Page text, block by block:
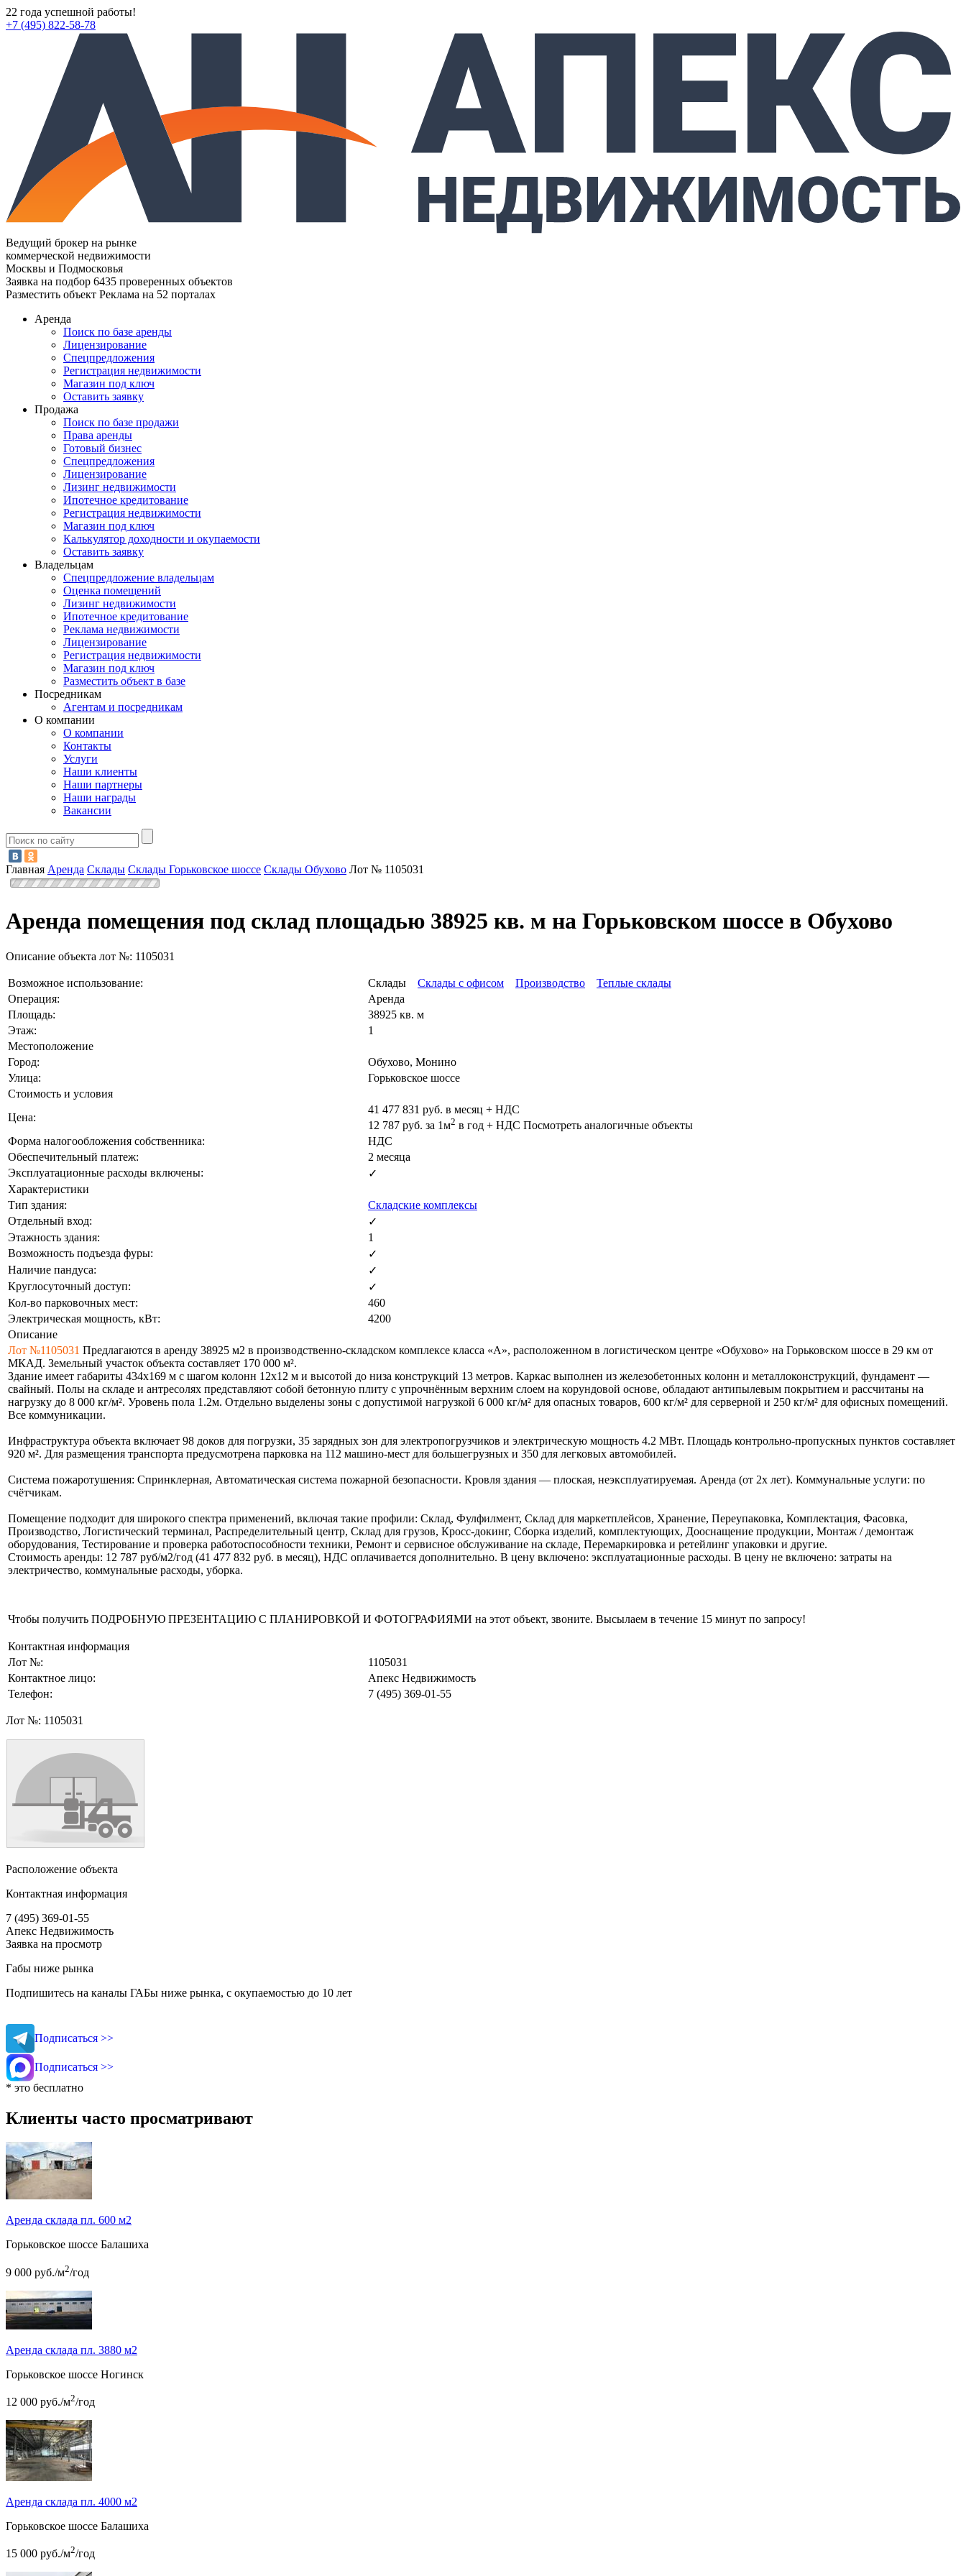
22 года успешной работы!
+7 (495) 822-58-78
Ведущий брокер на рынке
коммерческой недвижимости
Москвы и Подмосковья
Заявка на подбор 6435 проверенных объектов
Разместить объект Реклама на 52 порталах
Аренда
Поиск по базе аренды
Лицензирование
Спецпредложения
Регистрация недвижимости
Магазин под ключ
Оставить заявку
Продажа
Поиск по базе продажи
Права аренды
Готовый бизнес
Спецпредложения
Лицензирование
Лизинг недвижимости
Ипотечное кредитование
Регистрация недвижимости
Магазин под ключ
Калькулятор доходности и окупаемости
Оставить заявку
Владельцам
Спецпредложение владельцам
Оценка помещений
Лизинг недвижимости
Ипотечное кредитование
Реклама недвижимости
Лицензирование
Регистрация недвижимости
Магазин под ключ
Разместить объект в базе
Посредникам
Агентам и посредникам
О компании
О компании
Контакты
Услуги
Наши клиенты
Наши партнеры
Наши награды
Вакансии
Главная Аренда Склады Склады Горьковское шоссе Склады Обухово Лот № 1105031
Аренда помещения под склад площадью 38925 кв. м на Горьковском шоссе в Обухово
Описание объекта лот №: 1105031
Возможное использование: Склады Склады с офисом Производство
Теплые склады
Операция:
Аренда
Площадь:
38925 кв. м
Этаж:
1
Местоположение
Город:
Обухово, Монино
Улица:
Горьковское шоссе
Стоимость и условия
Цена:
41 477 831 руб. в месяц + НДС
12 787 руб. за 1м2 в год + НДС Посмотреть аналогичные объекты
Форма налогообложения собственника:
НДС
Обеспечительный платеж:
2 месяца
Эксплуатационные расходы включены:
✓
Характеристики
Тип здания:
Складские комплексы
Отдельный вход:
✓
Этажность здания:
1
Возможность подъезда фуры:
✓
Наличие пандуса:
✓
Круглосуточный доступ:
✓
Кол-во парковочных мест:
460
Электрическая мощность, кВт:
4200
Описание
Лот №1105031 Предлагаются в аренду 38925 м2 в производственно-складском комплексе класса «А», расположенном в логистическом центре «Обухово» на Горьковском шоссе в 29 км от
МКАД. Земельный участок объекта составляет 170 000 м².
Здание имеет габариты 434х169 м с шагом колонн 12х12 м и высотой до низа конструкций 13 метров. Каркас выполнен из железобетонных колонн и металлоконструкций, фундамент —
свайный. Полы на складе и антресолях представляют собой бетонную плиту с упрочнённым верхним слоем на корундовой основе, обладают антипылевым покрытием и рассчитаны на
нагрузку до 8 000 кг/м². Уровень пола 1.2м. Отдельно выделены зоны с допустимой нагрузкой 6 000 кг/м² для опасных товаров, 600 кг/м² для серверной и 250 кг/м² для офисных помещений.
Все коммуникации.
Инфраструктура объекта включает 98 доков для погрузки, 35 зарядных зон для электропогрузчиков и электрическую мощность 4.2 МВт. Площадь контрольно-пропускных пунктов составляет
920 м². Для размещения транспорта предусмотрена парковка на 112 машино-мест для большегрузных и 350 для легковых автомобилей.
Система пожаротушения: Спринклерная, Автоматическая система пожарной безопасности. Кровля здания — плоская, неэксплуатируемая. Аренда (от 2х лет). Коммунальные услуги: по
счётчикам.
Помещение подходит для широкого спектра применений, включая такие профили: Склад, Фулфилмент, Склад для маркетплейсов, Хранение, Переупаковка, Комплектация, Фасовка,
Производство, Логистический терминал, Распределительный центр, Склад для грузов, Кросс-докинг, Сборка изделий, комплектующих, Дооснащение продукции, Монтаж / демонтаж
оборудования, Тестирование и проверка работоспособности техники, Ремонт и сервисное обслуживание на складе, Перемаркировка и ретейлинг упаковки и другие.
Стоимость аренды: 12 787 руб/м2/год (41 477 832 руб. в месяц), НДС оплачивается дополнительно. В цену включено: эксплуатационные расходы. В цену не включено: затраты на
электричество, коммунальные расходы, уборка.
Чтобы получить ПОДРОБНУЮ ПРЕЗЕНТАЦИЮ С ПЛАНИРОВКОЙ И ФОТОГРАФИЯМИ на этот объект, звоните. Высылаем в течение 15 минут по запросу!
Контактная информация
Лот №:
1105031
Контактное лицо:
Апекс Недвижимость
Телефон:
7 (495) 369-01-55
Лот №: 1105031
Расположение объекта
Контактная информация
7 (495) 369-01-55
Апекс Недвижимость
Заявка на просмотр
Габы ниже рынка
Подпишитесь на каналы ГАБы ниже рынка, с окупаемостью до 10 лет
Подписаться >>
Подписаться >>
* это бесплатно
Клиенты часто просматривают
Аренда склада пл. 600 м2
Горьковское шоссе Балашиха
9 000 руб./м2/год
Аренда склада пл. 3880 м2
Горьковское шоссе Ногинск
12 000 руб./м2/год
Аренда склада пл. 4000 м2
Горьковское шоссе Балашиха
15 000 руб./м2/год